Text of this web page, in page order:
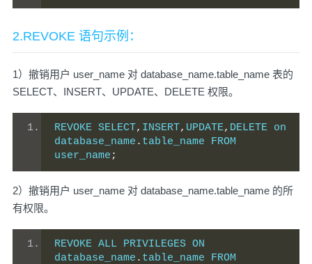
2.REVOKE 语句示例：
1）撤销用户 user_name 对 database_name.table_name 表的
SELECT、INSERT、UPDATE、DELETE 权限。
REVOKE SELECT, INSERT, UPDATE, DELETE on
database_name . table_name FROM
user_name ;
2）撤销用户 user_name 对 database_name.table_name 的所
有权限。
REVOKE ALL PRIVILEGES ON
database_name . table_name FROM